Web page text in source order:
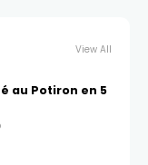
View All
au Potiron en 5